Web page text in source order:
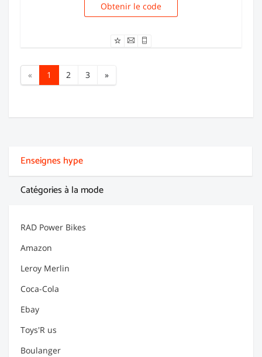
NA10100
Obtenir le code
« 1 2 3 »
Enseignes hype
Catégories à la mode
RAD Power Bikes
Amazon
Leroy Merlin
Coca-Cola
Ebay
Toys'R us
Boulanger